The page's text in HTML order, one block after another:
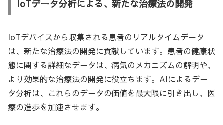
IoTデータ分析による、新たな治療法の開発
IoTデバイスから収集される患者のリアルタイムデータ
は、新たな治療法の開発に貢献しています。患者の健康状
態に関する詳細なデータは、病気のメカニズムの解明や、
より効果的な治療法の開発に役立ちます。AIによるデー
タ分析は、これらのデータの価値を最大限に引き出し、医
療の進歩を加速させます。